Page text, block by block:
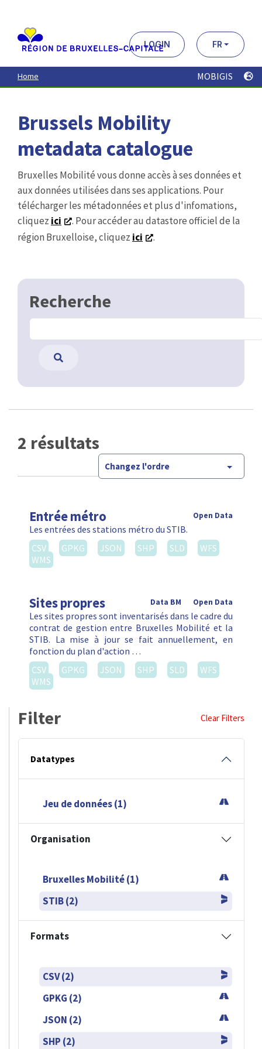
contenu
principal
LOGIN FR
Home MOBIGIS
Brussels Mobility
metadata catalogue
Bruxelles Mobilité vous donne accès à ses données et
aux données utilisées dans ses applications. Pour
télécharger les métadonnées et plus d'infomations,
cliquez ici
. Pour accéder au datastore officiel de la
région Bruxelloise, cliquez ici .
Recherche
2 résultats
Changez l'ordre
Entrée métro Open Data
Les entrées des stations métro du STIB.
CSV
GPKG JSON SHP SLD
WFS
WMS
Sites propres Open Data
Data BM
Les sites propres sont inventarisés dans le cadre du
contrat de gestion entre Bruxelles Mobilité et la
STIB. La mise à jour se fait annuellement, en
fonction du plan d'action …
CSV
GPKG JSON SHP SLD
WFS
WMS
Filter Clear Filters
Datatypes
Jeu de données (1)
Organisation
Bruxelles Mobilité (1)
STIB (2)
Formats
CSV (2)
GPKG (2)
JSON (2)
SHP (2)